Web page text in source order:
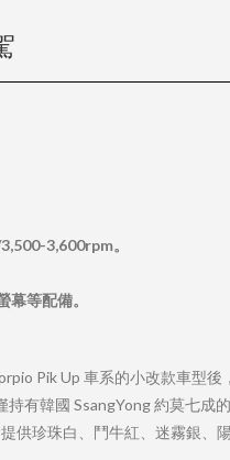
3,600rpm。
等配備。
Pik Up 車系的小改款車型後
有韓國 SsangYong 約莫七成
珍珠白、鬥牛紅、迷霧銀、陽